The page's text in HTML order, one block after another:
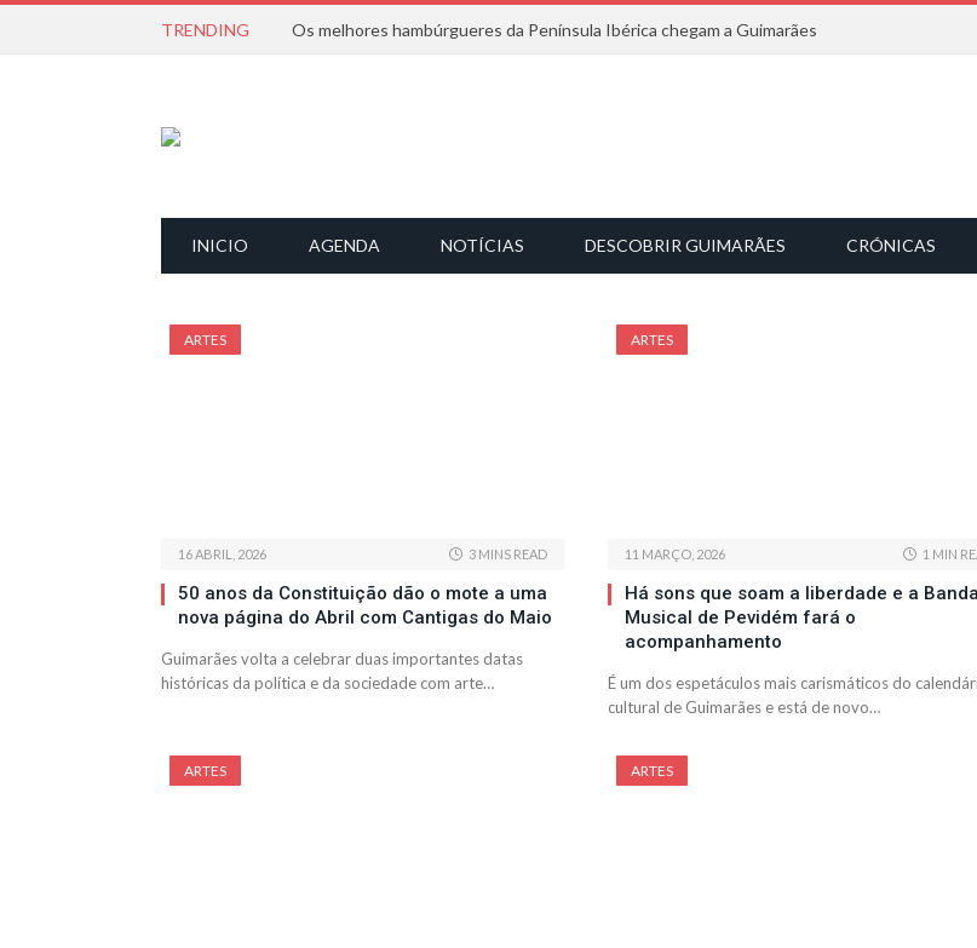
TRENDING Os melhores hambúrgueres da Península Ibérica chegam a Guimarães
INICIO AGENDA NOTÍCIAS DESCOBRIR GUIMARÃES CRÓNICAS
ARTES
16 ABRIL, 2026 3 MINS READ
50 anos da Constituição dão o mote a uma
nova página do Abril com Cantigas do Maio
Guimarães volta a celebrar duas importantes datas
históricas da política e da sociedade com arte…
ARTES
11 MARÇO, 2026 1 MIN
Há sons que soam a liberdade e a Banda
Musical de Pevidém fará o
acompanhamento
É um dos espetáculos mais carismáticos do
cultural de Guimarães e está de novo…
ARTES ARTES